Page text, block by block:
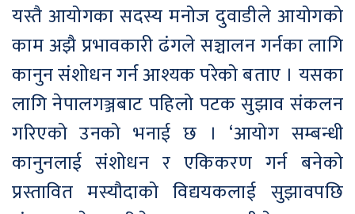
यस्तै आयोगका सदस्य मनोज दुवाडीले आयोगको
काम अझै प्रभावकारी ढंगले सञ्चालन गर्नका लागि
कानुन संशोधन गर्न आश्यक परेको बताए । यसका
लागि नेपालगञ्जबाट पहिलो पटक सुझाव संकलन
गरिएको उनको भनाई छ । ‘आयोग सम्बन्धी
कानुनलाई संशोधन र एकिकरण गर्न बनेको
प्रस्तावित मस्यौदाको विद्ययकलाई सुझावपछि